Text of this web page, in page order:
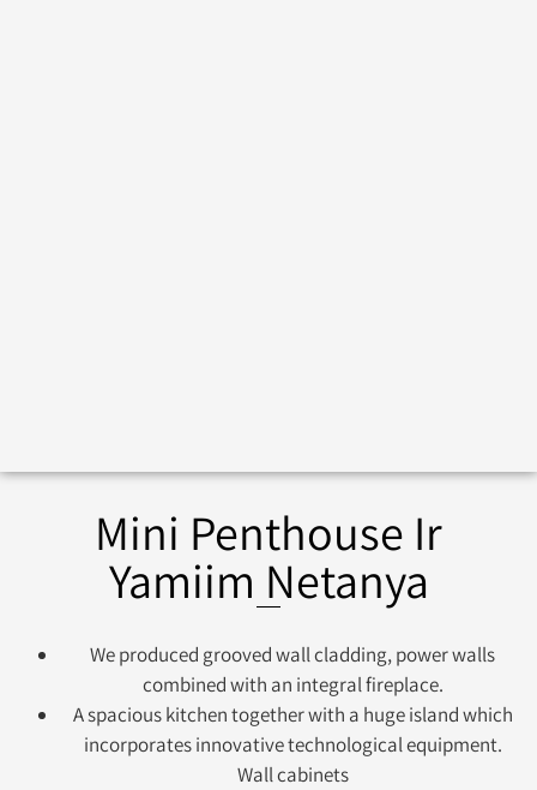
Mini Penthouse Ir
Yamiim Netanya
We produced grooved wall cladding, power walls
combined with an integral fireplace.
A spacious kitchen together with a huge island which
incorporates innovative technological equipment.
Wall cabinets